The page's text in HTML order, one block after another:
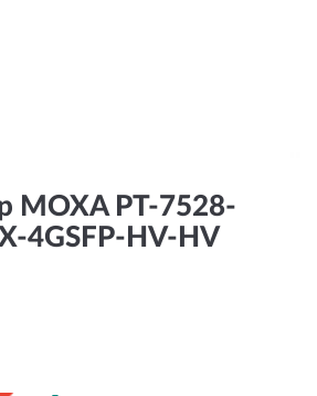
MOXA PT-7528-
4GSFP-HV-HV